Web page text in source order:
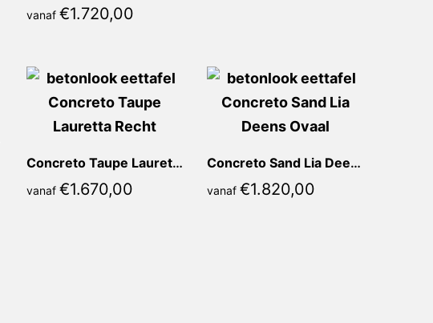
vanaf €1.720,00
Concreto Taupe Lauretta Recht
vanaf €1.670,00
Concreto Sand Lia Deens Ovaal
vanaf €1.820,00